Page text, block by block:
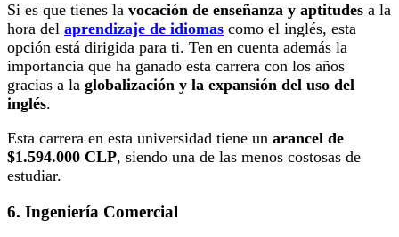
Si es que tienes la vocación de enseñanza y aptitudes a la
hora del aprendizaje de idiomas como el inglés, esta
opción está dirigida para ti. Ten en cuenta además la
importancia que ha ganado esta carrera con los años
gracias a la globalización y la expansión del uso del
inglés.
Esta carrera en esta universidad tiene un arancel de
$1.594.000 CLP, siendo una de las menos costosas de
estudiar.
6. Ingeniería Comercial